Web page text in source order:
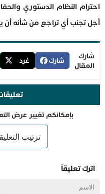
احترام النظام الدستوري
أجل تجنب أي تراجع من شأنه أن
شارك
المقال
شارك غرد
تعليقات
بإمكانكم تغيير عرض
اترك تعليقاً